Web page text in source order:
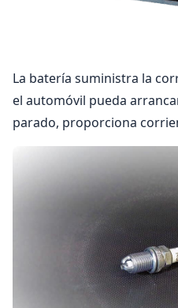
La batería suministra la
el automóvil pueda
parado, proporciona